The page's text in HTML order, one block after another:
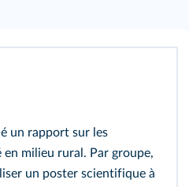
un rapport sur les
en milieu rural. Par groupe,
un poster scientifique à